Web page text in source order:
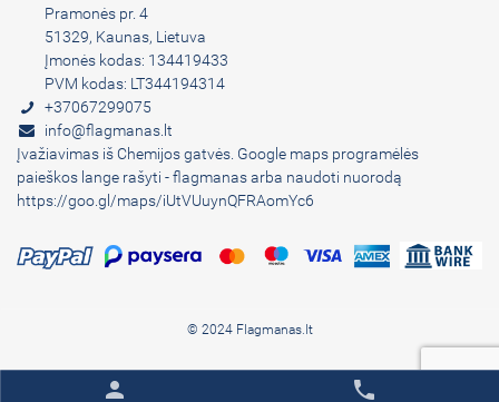
person phone
Pramonės pr. 4
51329, Kaunas, Lietuva
Įmonės kodas: 134419433
PVM kodas: LT344194314
+37067299075
info@flagmanas.lt
Įvažiavimas iš Chemijos gatvės. Google maps programėlės
paieškos lange rašyti - flagmanas arba naudoti nuorodą
https://goo.gl/maps/iUtVUuynQFRAomYc6
© 2024 Flagmanas.lt